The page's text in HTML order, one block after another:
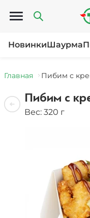
Открыть меню
НовинкиШаурма
Главная Пибим с
Пибим с
Вес: 320 г